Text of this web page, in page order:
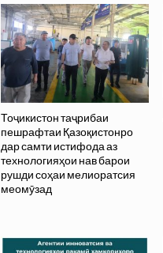
Тоҷикистон таҷрибаи
пешрафтаи Қазоқистонро
дар самти истифода аз
технологияҳои нав барои
рушди соҳаи мелиоратсия
меомӯзад